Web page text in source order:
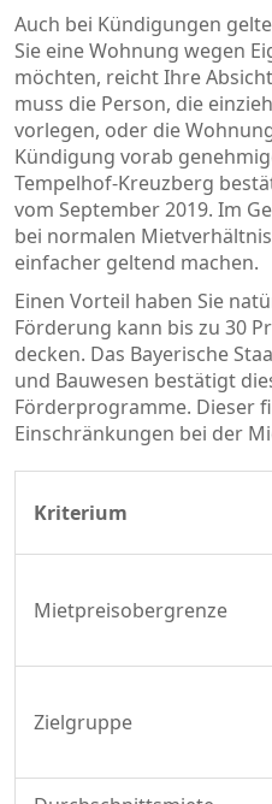
Auch bei Kündigungen
Sie eine Wohnung wegen
möchten, reicht Ihre
muss die Person, die
vorlegen, oder die
Kündigung vorab
Tempelhof-Kreuzberg
vom September 2019. Im
bei normalen
einfacher geltend machen.
Einen Vorteil haben Sie
Förderung kann bis zu 30
decken. Das Bayerische
und Bauwesen bestätigt
Förderprogramme. Dieser
Einschränkungen bei der
Kriterium
Mietpreisobergrenze
Zielgruppe